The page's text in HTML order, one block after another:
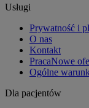
Usługi
Prywatność i
O nas
Kontakt
PracaNowe
Ogólne
Dla pacjentów